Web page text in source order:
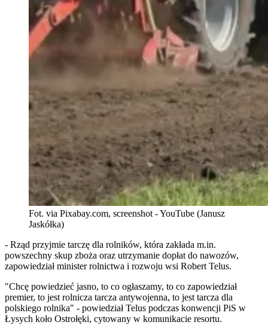
Fot. via Pixabay.com, screenshot - YouTube (Janusz
Jaskółka)
- Rząd przyjmie tarczę dla rolników, która zakłada m.in.
powszechny skup zboża oraz utrzymanie dopłat do nawozów,
zapowiedział minister rolnictwa i rozwoju wsi Robert Telus.
"Chcę powiedzieć jasno, to co ogłaszamy, to co zapowiedział
premier, to jest rolnicza tarcza antywojenna, to jest tarcza dla
polskiego rolnika" - powiedział Telus podczas konwencji PiS w
Łysych koło Ostrołęki, cytowany w komunikacie resortu.